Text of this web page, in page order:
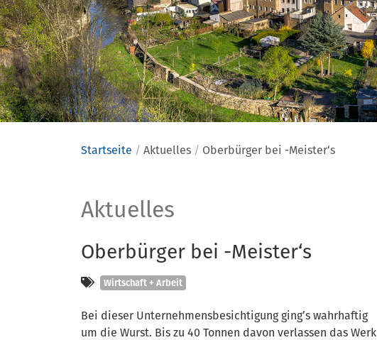
Startseite Aktuelles Oberbürger bei -Meister‘s
Aktuelles
Aktuelles
Oberbürger bei -Meister‘s
Kategorien
Wirtschaft + Arbeit
Bei dieser Unternehmensbesichtigung ging’s wahrhaftig
um die Wurst. Bis zu 40 Tonnen davon verlassen das Werk